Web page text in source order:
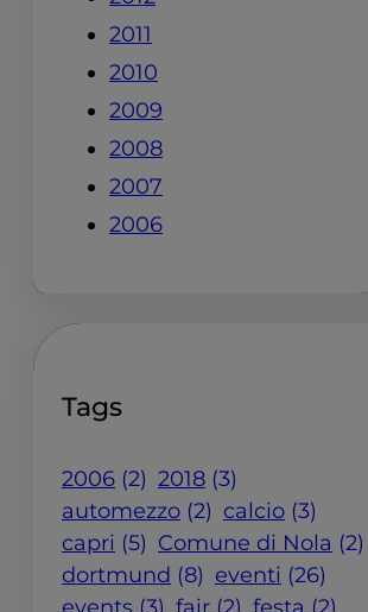
2011
2010
2009
2008
2007
2006
Tags
2006 (2) 2018 (3)
automezzo (2) calcio (3)
capri (5) Comune di Nola (2)
dortmund (8) eventi (26)
events (3) fair (2) festa (2)